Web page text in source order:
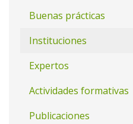
Buenas prácticas
Instituciones
Expertos
Actividades formativas
Publicaciones